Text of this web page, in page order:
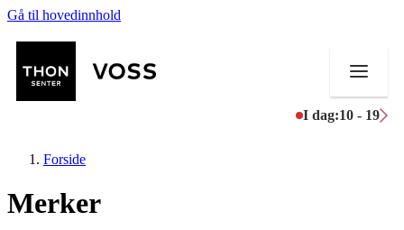
Gå til hovedinnhold
I dag:10 - 19
Forside
Merker